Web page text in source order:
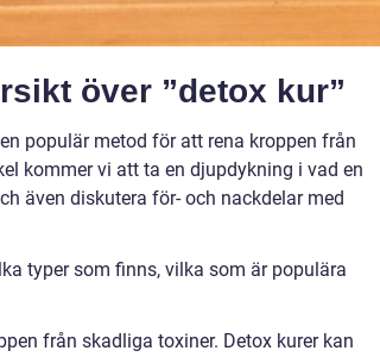
över ”detox kur”
populär metod för att rena kroppen från
kommer vi att ta en djupdykning i vad en
även diskutera för- och nackdelar med
typer som finns, vilka som är populära
från skadliga toxiner. Detox kurer kan